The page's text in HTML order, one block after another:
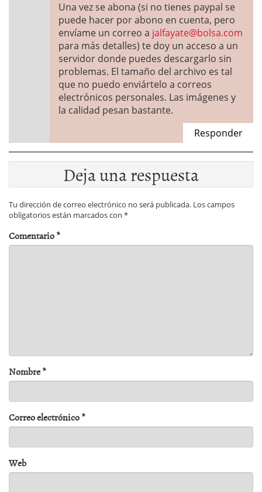
Una vez se abona (si no tienes paypal se
puede hacer por abono en cuenta, pero
envíame un correo a jalfayate@bolsa.com
para más detalles) te doy un acceso a un
servidor donde puedes descargarlo sin
problemas. El tamaño del archivo es tal
que no puedo enviártelo a correos
electrónicos personales. Las imágenes y
la calidad pesan bastante.
Responder
Deja una respuesta
Tu dirección de correo electrónico no será publicada. Los campos
obligatorios están marcados con *
Comentario*
Nombre*
Correo electrónico*
Web